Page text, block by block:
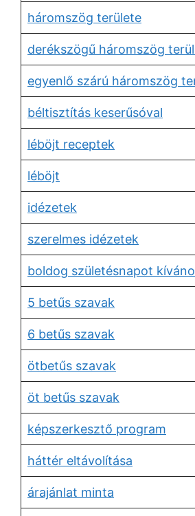
háromszög területe
derékszögű háromszög
egyenlő szárú háromszög
béltisztítás keserűsóval
léböjt receptek
léböjt
idézetek
szerelmes idézetek
boldog születésnapot
5 betűs szavak
6 betűs szavak
ötbetűs szavak
öt betűs szavak
képszerkesztő program
háttér eltávolítása
árajánlat minta